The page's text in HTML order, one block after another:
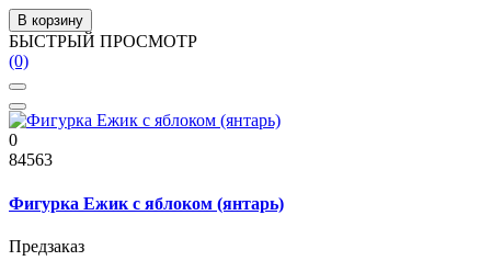
В корзину
БЫСТРЫЙ ПРОСМОТР
(0)
0
84563
Фигурка Ежик с яблоком (янтарь)
Предзаказ